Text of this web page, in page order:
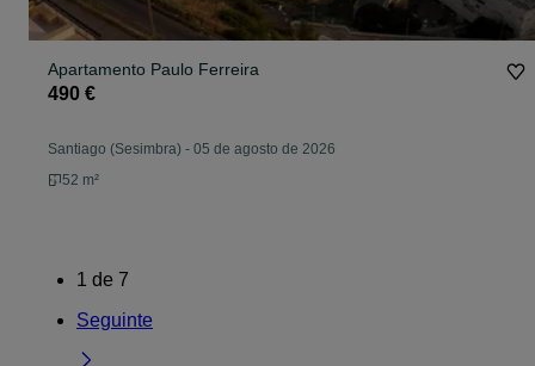
Apartamento Paulo Ferreira
490 €
Santiago (Sesimbra) - 05 de agosto de 2026
52 m²
1 de 7
Seguinte